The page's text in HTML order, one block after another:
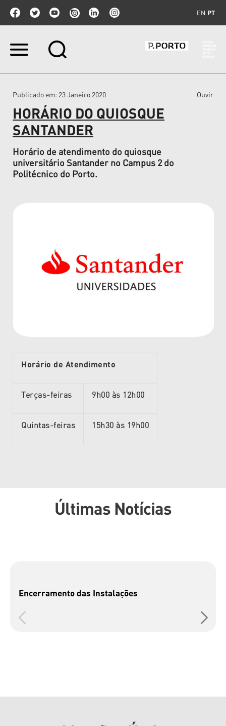
EN PT
Ir
Ir
navegação
Publicado em: 23 Janeiro 2020 Ouvir
HORÁRIO DO QUIOSQUE
SANTANDER
Horário de atendimento do quiosque
universitário Santander no Campus 2 do
Politécnico do Porto.
Horário de Atendimento
Terças-feiras 9h00 às 12h00
Quintas-feiras 15h30 às 19h00
Últimas Notícias
Encerramento das Instalações